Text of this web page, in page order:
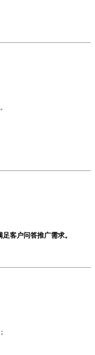
客户问答推广需求。